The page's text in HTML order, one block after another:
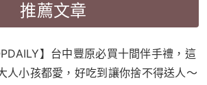
推薦文章
】台中豐原必買十間伴手禮，這
人小孩都愛，好吃到讓你捨不得送人～